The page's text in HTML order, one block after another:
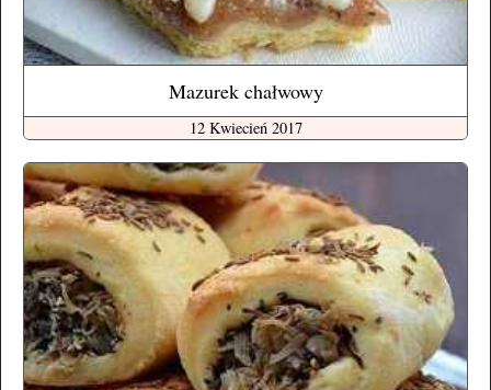
Mazurek chałwowy
12 Kwiecień 2017